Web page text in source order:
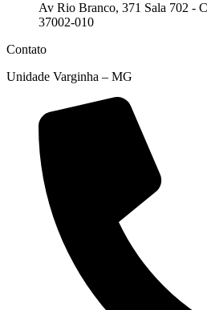
Av Rio Branco, 371 Sala 702 -
37002-010
Contato
Unidade Varginha – MG